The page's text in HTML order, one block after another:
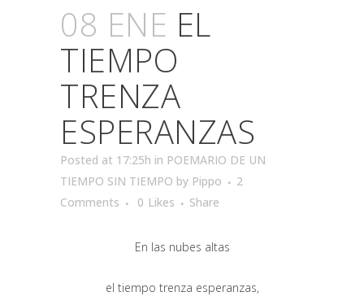
08 ENE EL
TIEMPO
TRENZA
ESPERANZAS
Posted at 17:25h in POEMARIO DE UN
TIEMPO SIN TIEMPO by Pippo
2
Comments
0 Likes Share
En las nubes altas
el tiempo trenza esperanzas,